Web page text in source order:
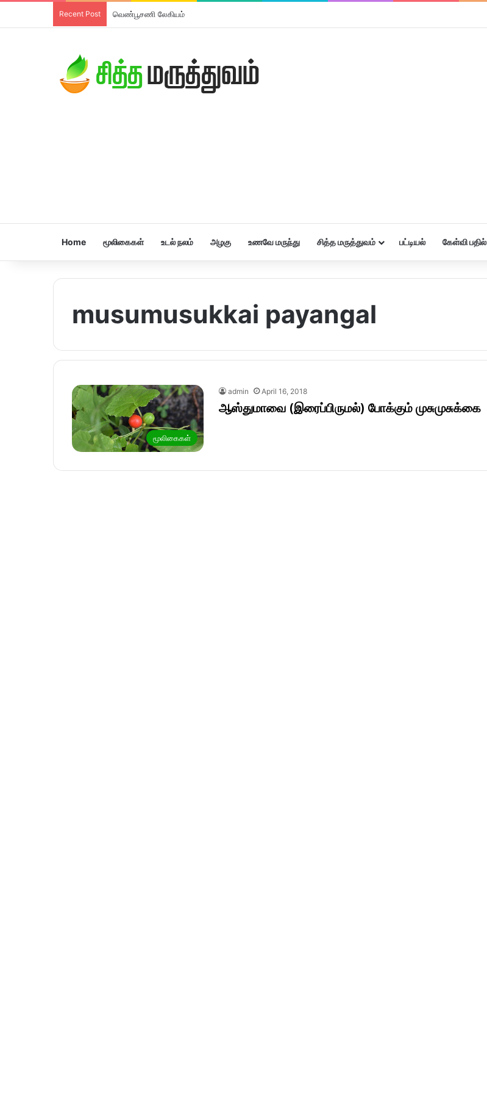
Recent Post வெண்பூசணி லேகியம்
Home மூலிகைகள் உடல் நலம் அழகு உணவே மருந்து சித்த மருத்துவம் பட்டியல் கேள்வி பதில்
musumusukkai payangal
மூலிகைகள்
admin April 16, 2018
ஆஸ்துமாவை (இரைப்பிருமல்) போக்கும் முசுமுசுக்கை